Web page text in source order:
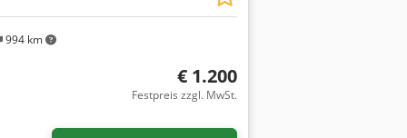
994 km
€ 1.200
Festpreis zzgl. MwSt.